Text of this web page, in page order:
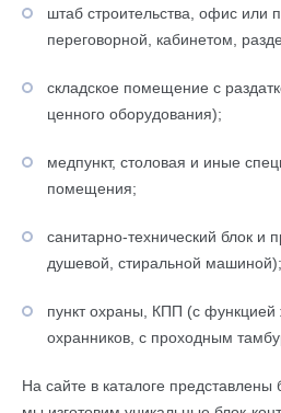
штаб строительства, офис или
переговорной, кабинетом,
складское помещение с
ценного оборудования);
медпункт, столовая и иные
помещения;
санитарно-технический блок и
душевой, стиральной машиной);
пункт охраны, КПП (с
охранников, с проходным
На сайте в каталоге